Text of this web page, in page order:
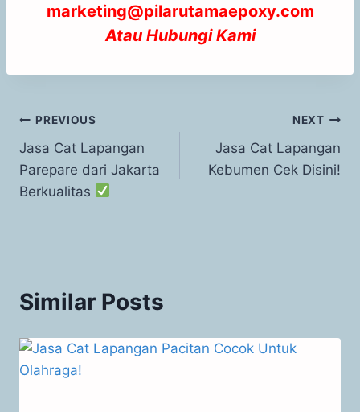
marketing@pilarutamaepoxy.com
Atau Hubungi Kami
PREVIOUS
Jasa Cat Lapangan
Parepare dari Jakarta
Berkualitas
NEXT
Jasa Cat Lapangan
Kebumen Cek Disini!
Similar Posts